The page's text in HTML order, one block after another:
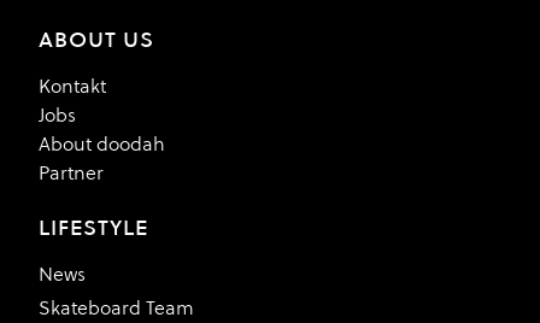
ABOUT US
Kontakt
Jobs
About doodah
Partner
LIFESTYLE
News
Skateboard Team